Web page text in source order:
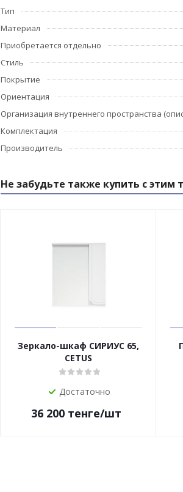
Тип
Материал
Приобретается отдельно
Стиль
Покрытие
Ориентация
Организация внутреннего пространства
Комплектация
Производитель
Не забудьте также купить с этим
Зеркало-шкаф СИРИУС 65,
CETUS
Достаточно
36 200 тенге/шт